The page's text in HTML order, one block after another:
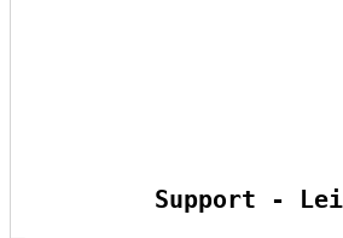
Support -